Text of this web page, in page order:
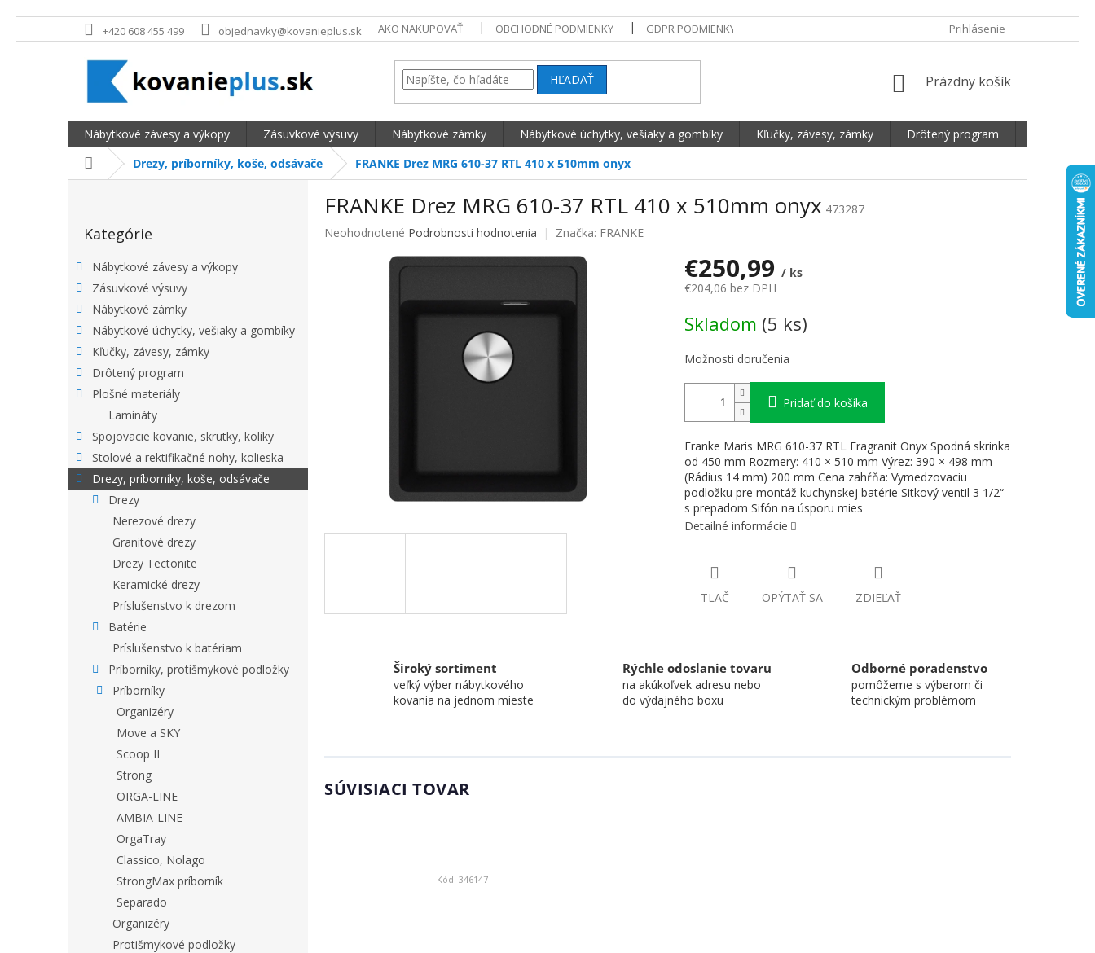
Prejsť na obsah +420 608 455 499 objednavky@kovanieplus.sk AKO NAKUPOVAŤ OBCHODNÉ PODMIENKY GDPR PODMIENKY OCHRANY OSOBNÝCH ÚDAJOV DOPRAVA A PLATBA
Prihlásenie
HĽADAŤ NÁKUPNÝ KOŠÍK
Prázdny košík
Nábytkové závesy a výkopy Zásuvkové výsuvy Nábytkové zámky Nábytkové úchytky, vešiaky a gombíky Kľučky, závesy, zámky Drôtený program
DomovDrezy, príborníky, koše, odsávače FRANKE Drez MRG 610-37 RTL 410 x 510mm onyx
BOČNÝ PANEL
Kategórie
Nábytkové závesy a výkopy
Zásuvkové výsuvy
Nábytkové zámky
Nábytkové úchytky, vešiaky a gombíky
Kľučky, závesy, zámky
Drôtený program
Plošné materiály
Lamináty
Spojovacie kovanie, skrutky, kolíky
Stolové a rektifikačné nohy, kolieska
Drezy, príborníky, koše, odsávače
Drezy
Nerezové drezy
Granitové drezy
Drezy Tectonite
Keramické drezy
Príslušenstvo k drezom
Batérie
Príslušenstvo k batériam
Príborníky, protišmykové podložky
Príborníky
Organizéry
Move a SKY
Scoop II
Strong
ORGA-LINE
AMBIA-LINE
OrgaTray
Classico, Nolago
StrongMax príborník
Separado
Organizéry
Protišmykové podložky
FRANKE Drez MRG 610-37 RTL 410 x 510mm onyx 473287
Priemerné hodnotenie produktu je 0,0 z 5 hviezdičiek.
Neohodnotené Podrobnosti hodnotenia Značka: FRANKE
€250,99 / ks
€204,06 bez DPH
Skladom (5 ks)
Možnosti doručenia
Pridať do košíka
Franke Maris MRG 610-37 RTL Fragranit Onyx Spodná skrinka
od 450 mm Rozmery: 410 × 510 mm Výrez: 390 × 498 mm
(Rádius 14 mm) 200 mm Cena zahŕňa: Vymedzovaciu
podložku pre montáž kuchynskej batérie Sitkový ventil 3 1/2“
s prepadom Sifón na úsporu mies
Detailné informácie
TLAČ OPÝTAŤ SA ZDIEĽAŤ
Široký sortiment
veľký výber nábytkového
kovania na jednom mieste
Rýchle odoslanie tovaru
na akúkoľvek adresu nebo
do výdajného boxu
Odborné poradenstvo
pomôžeme s výberom či
technickým problémom
SÚVISIACI TOVAR
Kód: 346147